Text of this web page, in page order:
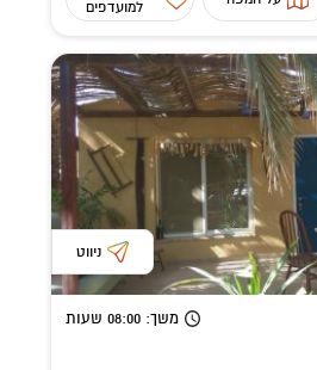
למועדפים
ניווט
משך: 08:00 שעות